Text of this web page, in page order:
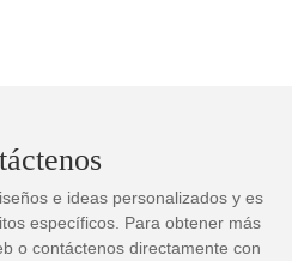
e ideas personalizados y es
específicos. Para obtener más
o contáctenos directamente con